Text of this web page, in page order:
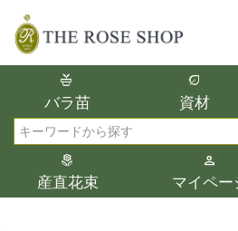
バラ苗 資材
産直花束 マイペー
在庫
在庫ありのみ表示
検索
複数の条件を選択
選択した項目全て
結果に表示されま
タイプ、カラー、
択してください。